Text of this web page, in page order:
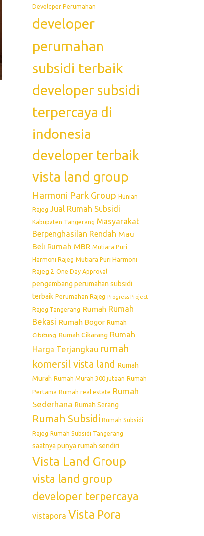
Developer Perumahan
developer
perumahan
subsidi terbaik
developer subsidi
terpercaya di
indonesia
developer terbaik
vista land group
Harmoni Park Group Hunian
Rajeg Jual Rumah Subsidi
Kabupaten Tangerang Masyarakat
Berpenghasilan Rendah Mau
Beli Rumah MBR Mutiara Puri
Harmoni Rajeg Mutiara Puri Harmoni
Rajeg 2 One Day Approval
pengembang perumahan subsidi
terbaik Perumahan Rajeg Progress Project
Rajeg Tangerang Rumah Rumah
Bekasi Rumah Bogor Rumah
Cibitung Rumah Cikarang Rumah
Harga Terjangkau rumah
komersil vista land Rumah
Murah Rumah Murah 300 jutaan Rumah
Pertama Rumah real estate Rumah
Sederhana Rumah Serang
Rumah Subsidi Rumah Subsidi
Rajeg Rumah Subsidi Tangerang
saatnya punya rumah sendiri
Vista Land Group
vista land group
developer terpercaya
vistapora Vista Pora